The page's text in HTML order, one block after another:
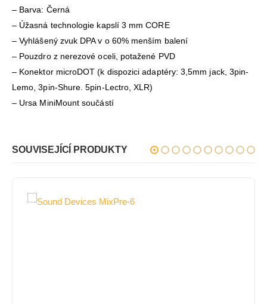
– Barva: Černá
– Úžasná technologie kapslí 3 mm CORE
– Vyhlášený zvuk DPA v o 60% menším balení
– Pouzdro z nerezové oceli, potažené PVD
– Konektor microDOT (k dispozici adaptéry: 3,5mm jack, 3pin-
Lemo, 3pin-Shure. 5pin-Lectro, XLR)
– Ursa MiniMount součástí
SOUVISEJÍCÍ PRODUKTY